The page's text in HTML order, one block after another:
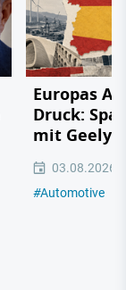
Europas
Druck:
mit Geely,
03.08.2026
#Automotive